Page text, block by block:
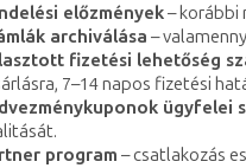
előzmények– korábbi
archiválása –
fizetési lehetőség
7–14 napos fizetési
ügyfelei
program – csatlakozás